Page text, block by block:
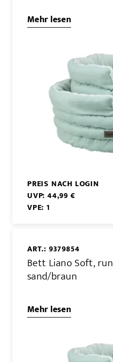
Mehr lesen
PREIS NACH LOGIN
UVP: 44,99 €
VPE: 1
ART.: 9379854
Bett Liano Soft,
sand/braun
Mehr lesen